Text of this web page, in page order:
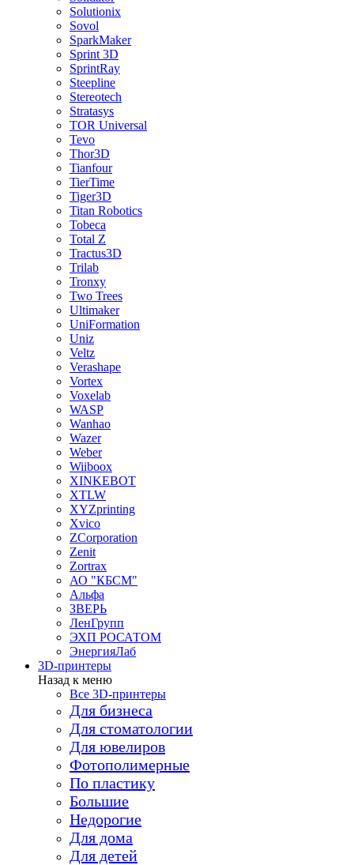
Solutionix
Sovol
SparkMaker
Sprint 3D
SprintRay
Steepline
Stereotech
Stratasys
TOR Universal
Tevo
Thor3D
Tianfour
TierTime
Tiger3D
Titan Robotics
Tobeca
Total Z
Tractus3D
Trilab
Tronxy
Two Trees
Ultimaker
UniFormation
Uniz
Veltz
Verashape
Vortex
Voxelab
WASP
Wanhao
Wazer
Weber
Wiiboox
XINKEBOT
XTLW
XYZprinting
Xvico
ZCorporation
Zenit
Zortrax
АО "КБСМ"
Альфа
ЗВЕРЬ
ЛенГрупп
ЭХП РОСАТОМ
ЭнергияЛаб
3D-принтеры
Назад к меню
Все 3D-принтеры
Для бизнеса
Для стоматологии
Для ювелиров
Фотополимерные
По пластику
Большие
Недорогие
Для дома
Для детей